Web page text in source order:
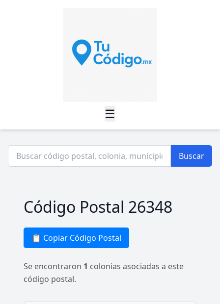
☰
Buscar
Código Postal 26348
📋 Copiar Código Postal
Se encontraron 1 colonias asociadas a este
código postal.